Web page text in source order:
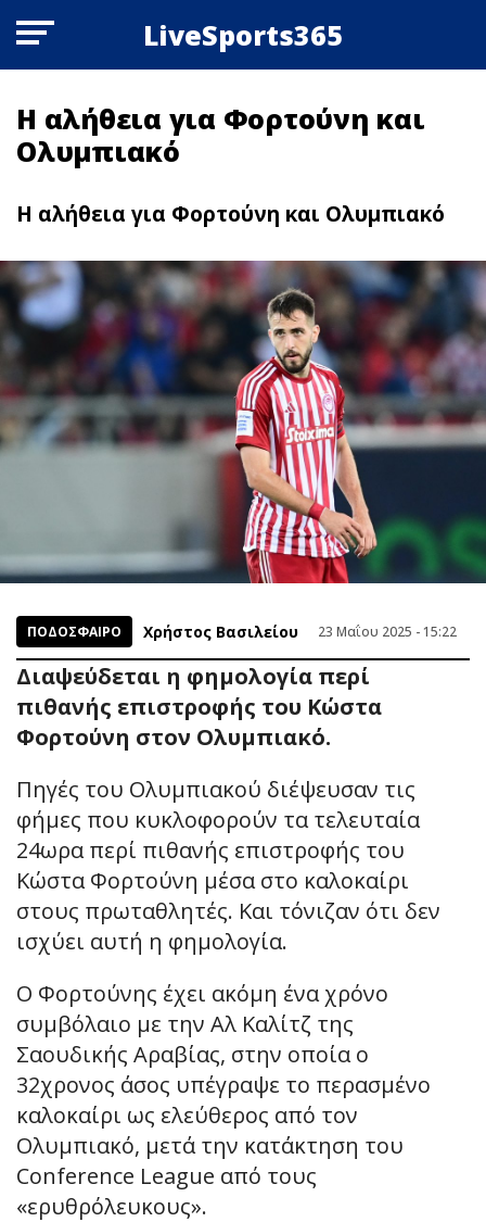
LiveSports365
Η αλήθεια για Φορτούνη και
Ολυμπιακό
Η αλήθεια για Φορτούνη και Ολυμπιακό
ΠΟΔΟΣΦΑΙΡΟ Χρήστος Βασιλείου 23 Μαΐου 2025 - 15:22
Διαψεύδεται η φημολογία περί
πιθανής επιστροφής του Κώστα
Φορτούνη στον Ολυμπιακό.
Πηγές του Ολυμπιακού διέψευσαν τις
φήμες που κυκλοφορούν τα τελευταία
24ωρα περί πιθανής επιστροφής του
Κώστα Φορτούνη μέσα στο καλοκαίρι
στους πρωταθλητές. Και τόνιζαν ότι δεν
ισχύει αυτή η φημολογία.
Ο Φορτούνης έχει ακόμη ένα χρόνο
συμβόλαιο με την Αλ Καλίτζ της
Σαουδικής Αραβίας, στην οποία ο
32χρονος άσος υπέγραψε το περασμένο
καλοκαίρι ως ελεύθερος από τον
Ολυμπιακό, μετά την κατάκτηση του
Conference League από τους
«ερυθρόλευκους».